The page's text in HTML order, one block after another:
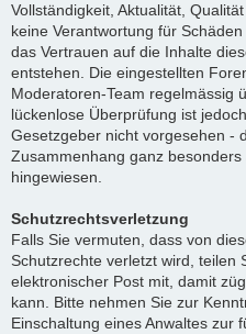
Vollständigkeit, Aktualität,
keine Verantwortung für
das Vertrauen auf die Inhalte
entstehen. Die eingestellten
Moderatoren-Team regelmässig
lückenlose Überprüfung ist
Gesetzgeber nicht vorgesehen -
Zusammenhang ganz
hingewiesen.
Schutzrechtsverletzung
Falls Sie vermuten, dass von
Schutzrechte verletzt wird, teilen
elektronischer Post mit, damit
kann. Bitte nehmen Sie zur
Einschaltung eines Anwaltes zur